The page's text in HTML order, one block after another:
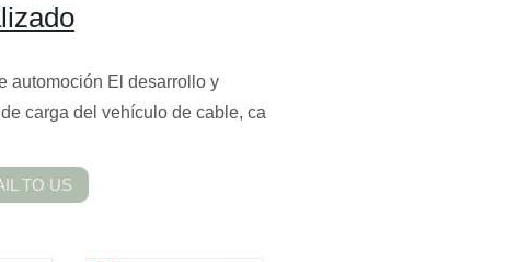
automoción El desarrollo y
carga del vehículo de cable, ca
TO US